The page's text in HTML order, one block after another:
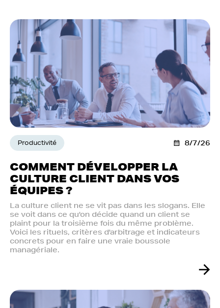
Productivité 8/7/26
COMMENT DÉVELOPPER LA
CULTURE CLIENT DANS VOS
ÉQUIPES ?
La culture client ne se vit pas dans les slogans. Elle
se voit dans ce qu'on décide quand un client se
plaint pour la troisième fois du même problème.
Voici les rituels, critères d'arbitrage et indicateurs
concrets pour en faire une vraie boussole
managériale.